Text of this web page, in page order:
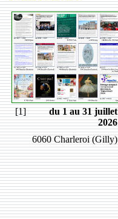
[1]
du 1 au 31 juillet
2026
6060 Charleroi (Gilly)